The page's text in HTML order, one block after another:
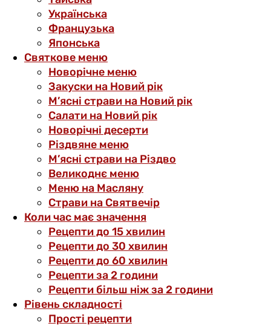
Українська
Французька
Японська
Святкове меню
Новорічне меню
Закуски на Новий рік
М’ясні страви на Новий рік
Салати на Новий рік
Новорічні десерти
Різдвяне меню
М’ясні страви на Різдво
Великоднє меню
Меню на Масляну
Страви на Святвечір
Коли час має значення
Рецепти до 15 хвилин
Рецепти до 30 хвилин
Рецепти до 60 хвилин
Рецепти за 2 години
Рецепти більш ніж за 2 години
Рівень складності
Прості рецепти